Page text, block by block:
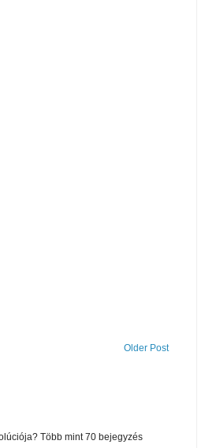
Older Post
Több mint 70 bejegyzés